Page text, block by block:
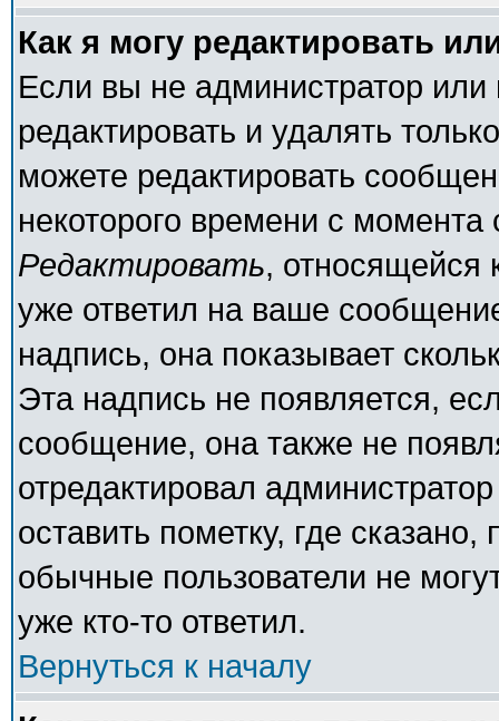
Как я могу редактировать
Если вы не администратор
редактировать и удалять
можете редактировать
некоторого времени с
Редактировать, относящейся
уже ответил на ваше
надпись, она показывает
Эта надпись не появляется,
сообщение, она также не
отредактировал
оставить пометку, где
обычные пользователи не
уже кто-то ответил.
Вернуться к началу